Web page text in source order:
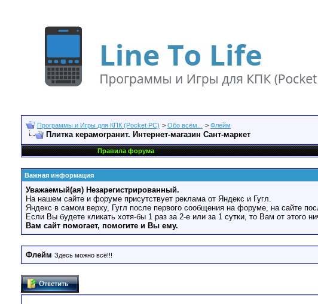
Программы и Игры для КПК (Pocket PC) > Обо всём... > Флейм
Плитка керамогранит. Интернет-магазин Сант-маркет
Правила форума
Важная информация
Уважаемый(ая) Незарегистрированный.
На нашем сайте и форуме присутствует реклама от Яндекс и Гугл.
Яндекс в самом верху, Гугл после первого сообщения на форуме, на сайте
Если Вы будете кликать хотя-бы 1 раз за 2-е или за 1 сутки, то Вам от этого
Вам сайт помогает, помогите и Вы ему.
Флейм Здесь можно всё!!!